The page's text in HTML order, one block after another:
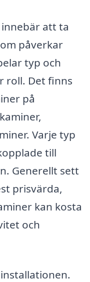
att ta
påverkar
typ och
roll. Det finns
på
Varje typ
till
Generellt sett
prisvärda,
kan kosta
och